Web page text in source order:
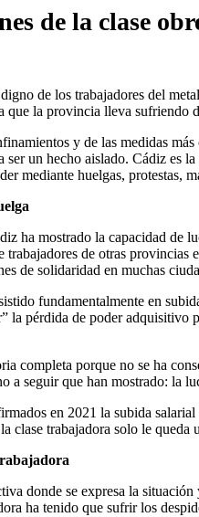
de la clase
de los trabajadores del
que la provincia lleva sufriendo
y de las medidas
ser un hecho aislado. Cádiz es
mediante huelgas, protestas,
ha mostrado la capacidad de
trabajadores de otras
de solidaridad en muchas
fundamentalmente en
la pérdida de poder
completa porque no se ha
a seguir que han mostrado: la
en 2021 la subida
clase trabajadora solo le
donde se expresa la
ha tenido que sufrir los